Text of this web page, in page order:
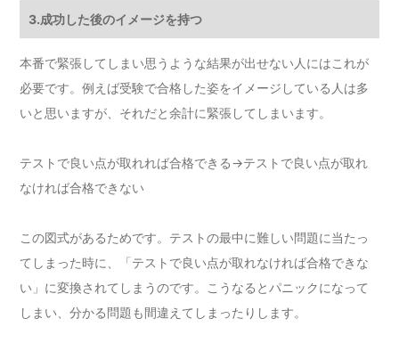
3.成功した後のイメージを持つ
本番で緊張してしまい思うような結果が出せない人にはこれが
必要です。例えば受験で合格した姿をイメージしている人は多
いと思いますが、それだと余計に緊張してしまいます。
テストで良い点が取れれば合格できる→テストで良い点が取れ
なければ合格できない
この図式があるためです。テストの最中に難しい問題に当たっ
てしまった時に、「テストで良い点が取れなければ合格できな
い」に変換されてしまうのです。こうなるとパニックになって
しまい、分かる問題も間違えてしまったりします。